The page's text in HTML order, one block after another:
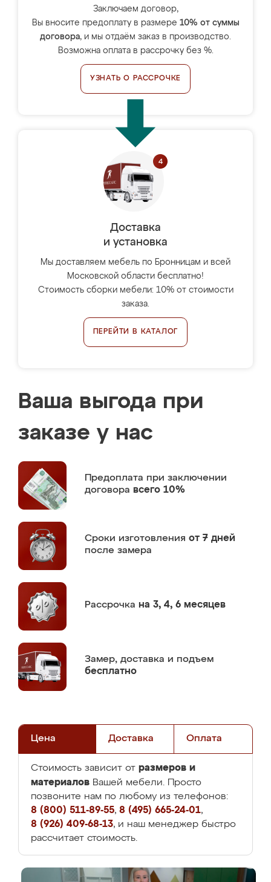
Заключаем договор,
Вы вносите предоплату в размере 10% от суммы
договора, и мы отдаём заказ в производство.
Возможна оплата в рассрочку без %.
УЗНАТЬ О РАССРОЧКЕ
Доставка
и установка
Мы доставляем мебель по Бронницам и всей
Московской области бесплатно!
Стоимость сборки мебели: 10% от стоимости
заказа.
ПЕРЕЙТИ В КАТАЛОГ
Ваша выгода при
заказе у нас
Предоплата при заключении
договора всего 10%
Сроки изготовления от 7 дней
после замера
Рассрочка на 3, 4, 6 месяцев
Замер, доставка и подъем
бесплатно
Цена Доставка Оплата
Стоимость зависит от размеров и
материалов Вашей мебели. Просто
позвоните нам по любому из телефонов:
8 (800) 511-89-55, 8 (495) 665-24-01,
8 (926) 409-68-13, и наш менеджер быстро
рассчитает стоимость.